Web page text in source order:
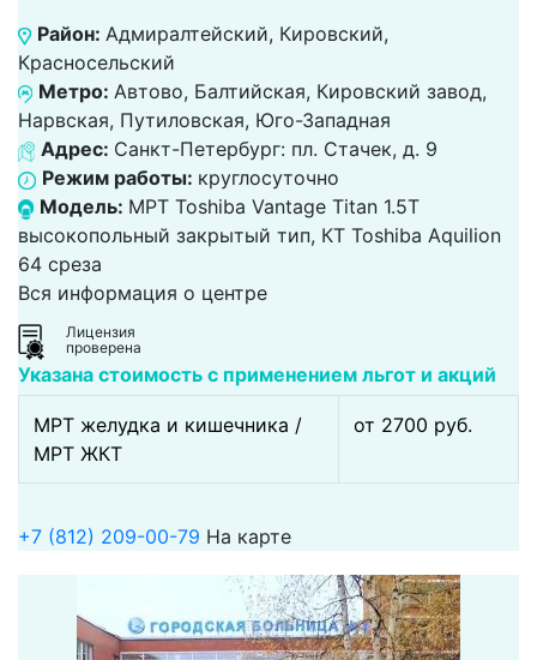
Район: Адмиралтейский, Кировский,
Красносельский
Метро: Автово, Балтийская, Кировский завод,
Нарвская, Путиловская, Юго-Западная
Адрес: Санкт-Петербург: пл. Стачек, д. 9
Режим работы: круглосуточно
Модель: МРТ Toshiba Vantage Titan 1.5T
высокопольный закрытый тип, КТ Toshiba Аquilion
64 среза
Вся информация о центре
Лицензия
проверена
Указана стоимость с применением льгот и акций
МРТ желудка и кишечника /
МРТ ЖКТ
от 2700 pуб.
+7 (812) 209-00-79 На карте